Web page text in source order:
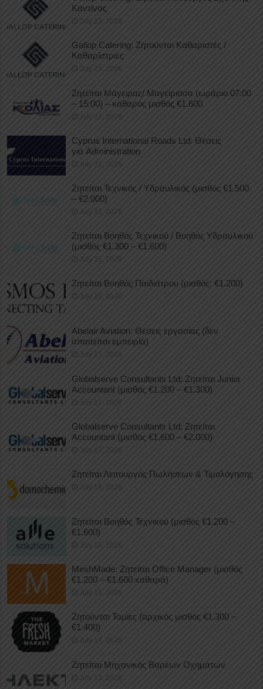
Καντίνας
July 23, 2026
Gallop Catering: Ζητούνται Καθαριστές /
Καθαρίστριες
July 23, 2026
Ζητείται Μάγειρας/ Μαγείρισσα (ωράριο 07:00
– 15:00) – καθαρός μισθός €1.600
July 23, 2026
Cyprus International Roads Ltd: Θέσεις
για Administration
July 21, 2026
Ζητείται Τεχνικός / Υδραυλικός (μισθός €1.500
– €2.000)
July 21, 2026
Ζητείται Βοηθός Τεχνικού / Βοηθός Υδραυλικού
(μισθός €1.300 – €1.600)
July 21, 2026
Ζητείται Βοηθός Παιδιάτρου (μισθός: €1.200)
July 18, 2026
Abelair Aviation: Θέσεις εργασίας (δεν
απαιτείται εμπειρία)
July 17, 2026
Globalserve Consultants Ltd: Ζητείται Junior
Accountant (μισθός €1.200 – €1.300)
July 17, 2026
Globalserve Consultants Ltd: Ζητείται
Accountant (μισθός €1.600 – €2.000)
July 17, 2026
Ζητείται Λειτουργός Πωλήσεων & Τιμολόγησης
July 16, 2026
Ζητείται Βοηθός Τεχνικού (μισθός €1.200 –
€1.600)
July 15, 2026
MeshMade: Ζητείται Office Manager (μισθός
€1.200 – €1.600 καθαρά)
July 15, 2026
Ζητούνται Ταμίες (αρχικός μισθός €1.300 –
€1.400)
July 14, 2026
Ζητείται Μηχανικός Βαρέων Οχημάτων
July 13, 2026